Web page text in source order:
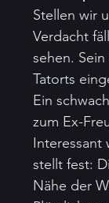
Stellen wir
Verdacht
sehen.
Tatorts
Ein
zum Ex-
Interessant
stellt fest:
Nähe der